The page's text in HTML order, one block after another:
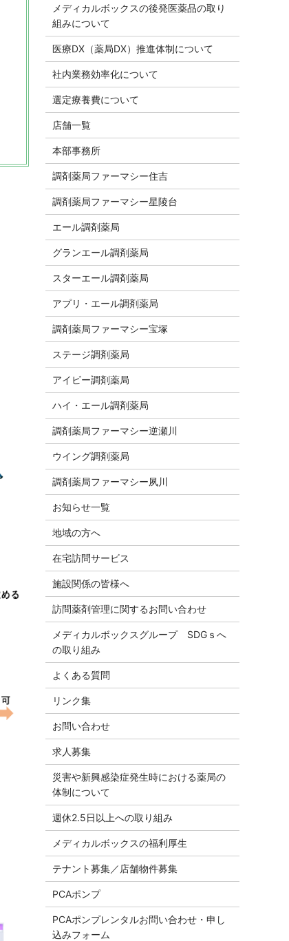
メディカルボックスの後発医薬品の取り
組みについて
医療DX（薬局DX）推進体制について
社内業務効率化について
選定療養費について
店舗一覧
本部事務所
調剤薬局ファーマシー住吉
調剤薬局ファーマシー星陵台
エール調剤薬局
グランエール調剤薬局
スターエール調剤薬局
アプリ・エール調剤薬局
調剤薬局ファーマシー宝塚
ステージ調剤薬局
アイビー調剤薬局
ハイ・エール調剤薬局
調剤薬局ファーマシー逆瀬川
ウイング調剤薬局
調剤薬局ファーマシー夙川
お知らせ一覧
地域の方へ
在宅訪問サービス
施設関係の皆様へ
訪問薬剤管理に関するお問い合わせ
メディカルボックスグループ SDGｓへ
の取り組み
よくある質問
リンク集
お問い合わせ
求人募集
災害や新興感染症発生時における薬局の
体制について
週休2.5日以上への取り組み
メディカルボックスの福利厚生
テナント募集／店舗物件募集
PCAポンプ
PCAポンプレンタルお問い合わせ・申し
込みフォーム